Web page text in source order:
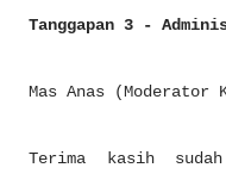
Tanggapan 3 -
Mas Anas (Moderator
Terima kasih sudah